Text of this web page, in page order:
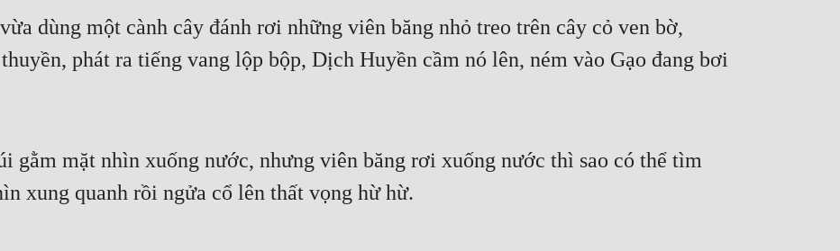
dùng một cành cây đánh rơi những viên băng nhỏ treo trên cây cỏ ven bờ,
phát ra tiếng vang lộp bộp, Dịch Huyền cầm nó lên, ném vào Gạo đang bơi
gằm mặt nhìn xuống nước, nhưng viên băng rơi xuống nước thì sao có thể tìm
xung quanh rồi ngửa cổ lên thất vọng hừ hừ.